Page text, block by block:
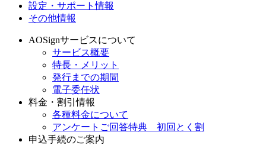
設定・サポート情報
その他情報
AOSignサービスについて
サービス概要
特長・メリット
発行までの期間
電子委任状
料金・割引情報
各種料金について
アンケートご回答特典 初回とく割
申込手続のご案内